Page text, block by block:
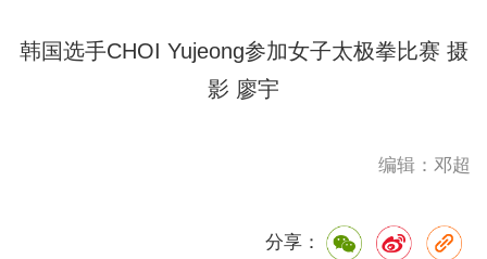
韩国选手CHOI Yujeong参加女子太极拳比赛 摄
影 廖宇
编辑：邓超
分享：